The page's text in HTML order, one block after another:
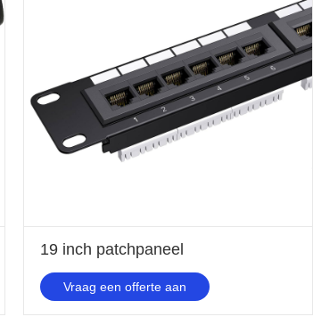
19 inch patchpaneel
Vraag een offerte aan